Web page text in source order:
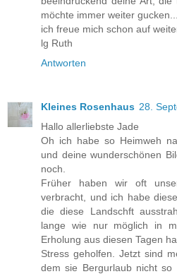
möchte immer weiter gucken....
ich freue mich schon auf
lg Ruth
Antworten
Kleines Rosenhaus 28.
Hallo allerliebste Jade
Oh ich habe so Heimweh
und deine wunderschönen
noch.
Früher haben wir oft
verbracht, und ich habe
die diese Landschft
lange wie nur möglich in
Erholung aus diesen Tagen
Stress geholfen. Jetzt sind
dem sie Bergurlaub nicht